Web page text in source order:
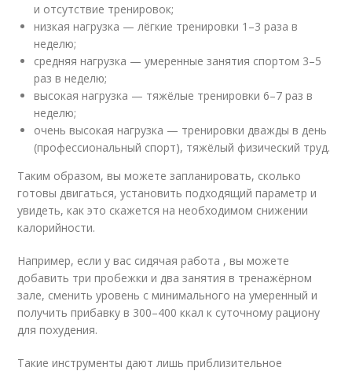
и отсутствие тренировок;
низкая нагрузка — лёгкие тренировки 1–3 раза в
неделю;
средняя нагрузка — умеренные занятия спортом 3–5
раз в неделю;
высокая нагрузка — тяжёлые тренировки 6–7 раз в
неделю;
очень высокая нагрузка — тренировки дважды в день
(профессиональный спорт), тяжёлый физический труд.
Таким образом, вы можете запланировать, сколько
готовы двигаться, установить подходящий параметр и
увидеть, как это скажется на необходимом снижении
калорийности.
Например, если у вас сидячая работа , вы можете
добавить три пробежки и два занятия в тренажёрном
зале, сменить уровень с минимального на умеренный и
получить прибавку в 300–400 ккал к суточному рациону
для похудения.
Такие инструменты дают лишь приблизительное